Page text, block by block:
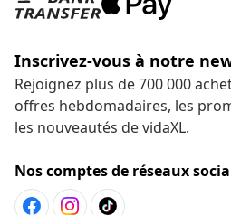
Inscrivez-vous à notre
Rejoignez plus de 700 000
offres hebdomadaires, les
les nouveautés de vidaXL.
Nos comptes de réseaux